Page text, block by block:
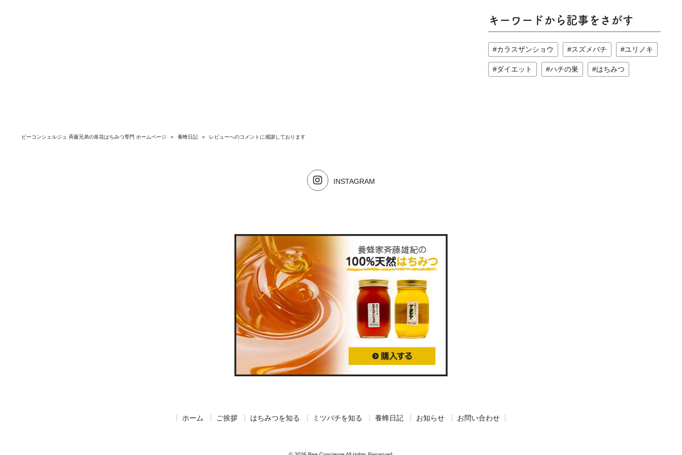
キーワードから記事をさがす
カラスザンショウ スズメバチ ユリノキ
ダイエット ハチの巣 はちみつ
ビーコンシェルジュ 斉藤兄弟の単花はちみつ専門 ホームページ » 養蜂日記 » レビューへのコメントに感謝しております
INSTAGRAM
ホーム ご挨拶 はちみつを知る ミツバチを知る 養蜂日記 お知らせ お問い合わせ